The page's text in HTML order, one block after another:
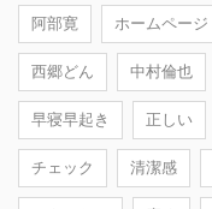
阿部寛 ホームページ
西郷どん 中村倫也
早寝早起き 正しい
チェック 清潔感